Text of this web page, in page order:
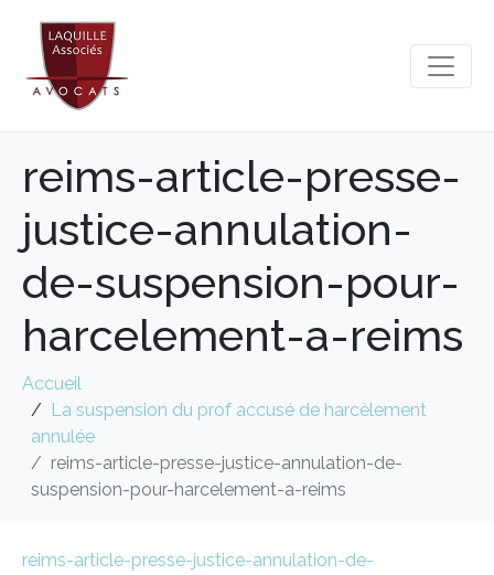
reims-article-presse-
justice-annulation-
de-suspension-pour-
harcelement-a-reims
Accueil
La suspension du prof accusé de harcèlement
annulée
reims-article-presse-justice-annulation-de-
suspension-pour-harcelement-a-reims
reims-article-presse-justice-annulation-de-